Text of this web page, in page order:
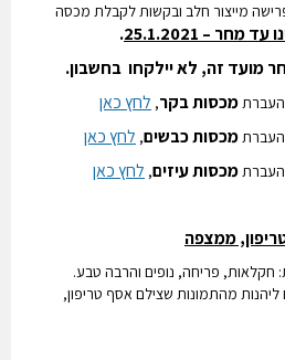
מייצור חלב ובקשות לקבלת מכסה
עד מחר – 25.1.2021
.
מועד זה, לא יילקחו בחשבון.
העברתמכסות בקר, לחץ כאן
העברתמכסות כבשים, לחץ כאן
העברתמכסות עיזים, לחץ כאן
ממצפה
פריחה, נופים והרבה טבע.
מהתמונות שצילם אסף טריפון,